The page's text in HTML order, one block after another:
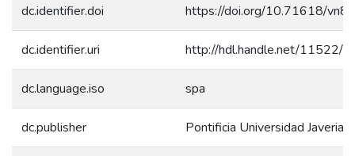
dc.identifier.doi https://doi.org/10.71618/
dc.identifier.uri http://hdl.handle.net/11522/
dc.language.iso spa
dc.publisher Pontificia Universidad